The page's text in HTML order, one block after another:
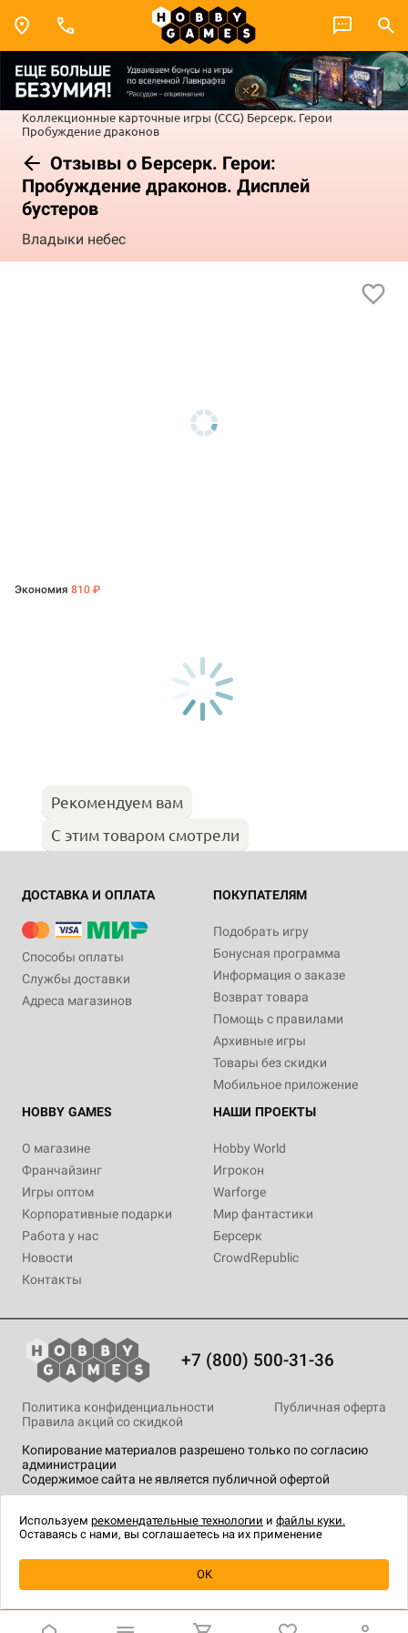
Коллекционные карточные игры (CCG) Берсерк. Герои
Пробуждение драконов
Отзывы о Берсерк. Герои:
Пробуждение драконов. Дисплей
бустеров
Владыки небес
Купить| 3 990 ₽
Экономия 810 ₽
Рекомендуем вам
С этим товаром смотрели
ДОСТАВКА И ОПЛАТА
Способы оплаты
Службы доставки
Адреса магазинов
ПОКУПАТЕЛЯМ
Подобрать игру
Бонусная программа
Информация о заказе
Возврат товара
Помощь с правилами
Архивные игры
Товары без скидки
Мобильное приложение
HOBBY GAMES
О магазине
Франчайзинг
Игры оптом
Корпоративные подарки
Работа у нас
Новости
Контакты
НАШИ ПРОЕКТЫ
Hobby World
Игрокон
Warforge
Мир фантастики
Берсерк
CrowdRepublic
+7 (800) 500-31-36
Копирование материалов разрешено только по согласию
администрации
Содержимое сайта не является публичной офертой
Политика конфиденциальности
Публичная оферта
Правила акций со скидкой
технологии.
Используем рекомендательные технологии и файлы куки.
Оставаясь с нами, вы соглашаетесь на их применение
OK